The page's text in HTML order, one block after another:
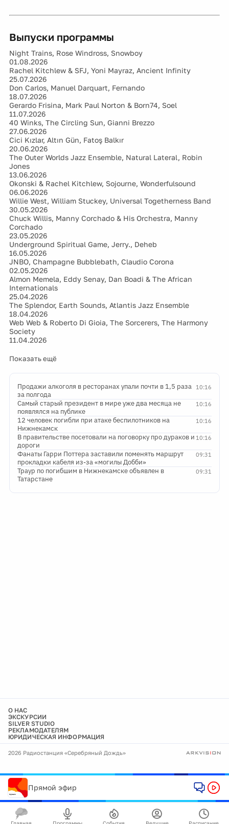
Выпуски программы
Night Trains, Rose Windross, Snowboy
01.08.2026
Rachel Kitchlew & SFJ, Yoni Mayraz, Ancient Infinity
25.07.2026
Don Carlos, Manuel Darquart, Fernando
18.07.2026
Gerardo Frisina, Mark Paul Norton & Born74, Soel
11.07.2026
40 Winks, The Circling Sun, Gianni Brezzo
27.06.2026
Cici Kızlar, Altın Gün, Fatoş Balkır
20.06.2026
The Outer Worlds Jazz Ensemble, Natural Lateral, Robin
Jones
13.06.2026
Okonski & Rachel Kitchlew, Sojourne, Wonderfulsound
06.06.2026
Willie West, William Stuckey, Universal Togetherness Band
30.05.2026
Chuck Willis, Manny Corchado & His Orchestra, Manny
Corchado
23.05.2026
Underground Spiritual Game, Jerry., Deheb
16.05.2026
JNBO, Champagne Bubblebath, Claudio Corona
02.05.2026
Almon Memela, Eddy Senay, Dan Boadi & The African
Internationals
25.04.2026
The Splendor, Earth Sounds, Atlantis Jazz Ensemble
18.04.2026
Web Web & Roberto Di Gioia, The Sorcerers, The Harmony
Society
11.04.2026
Показать ещё
10:16
Продажи алкоголя в ресторанах упали почти в 1,5 раза
за полгода
10:16
Самый старый президент в мире уже два месяца не
появлялся на публике
10:16
12 человек погибли при атаке беспилотников на
Нижнекамск
10:16
В правительстве посетовали на поговорку про дураков и
дороги
09:31
Фанаты Гарри Поттера заставили поменять маршрут
прокладки кабеля из-за «могилы Добби»
09:31
Траур по погибшим в Нижнекамске объявлен в
Татарстане
О НАС
ЭКСКУРСИИ
SILVER STUDIO
РЕКЛАМОДАТЕЛЯМ
ЮРИДИЧЕСКАЯ ИНФОРМАЦИЯ
2026 Радиостанция «Серебряный Дождь»
Прямой эфир
Главная Программы События Ведущие Расписание